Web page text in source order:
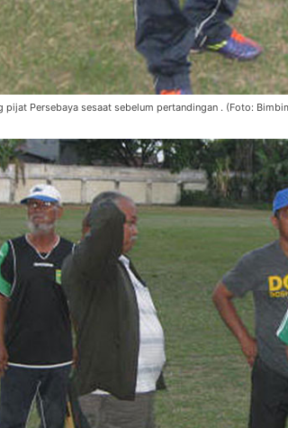
pijat Persebaya sesaat sebelum pertandingan . (Foto: